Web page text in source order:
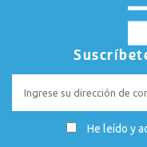
He leído y